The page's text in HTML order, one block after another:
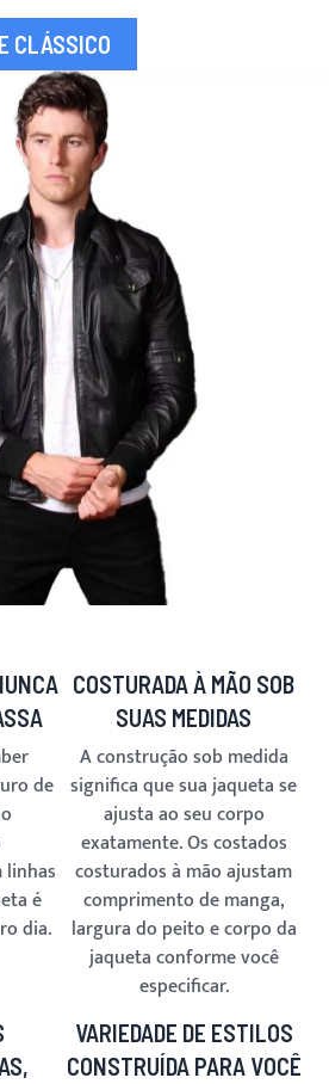
CLÁSSICO
de
linhas
é
dia.
COSTURADA À MÃO SOB
SUAS MEDIDAS
A construção sob medida
significa que sua jaqueta se
ajusta ao seu corpo
exatamente. Os costados
costurados à mão ajustam
comprimento de manga,
largura do peito e corpo da
jaqueta conforme você
especificar.
VARIEDADE DE ESTILOS
CONSTRUÍDA PARA VOCÊ